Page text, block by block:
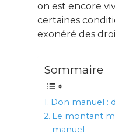
on est encore
certaines
exonéré des
Sommaire
Don manuel :
Le montant
manuel